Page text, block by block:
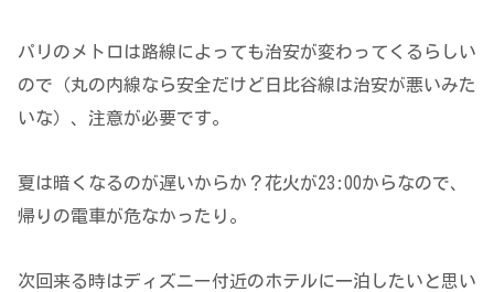
パリのメトロは路線によっても治安が変わってくるらしい
ので（丸の内線なら安全だけど日比谷線は治安が悪いみた
いな）、注意が必要です。
夏は暗くなるのが遅いからか？花火が23:00からなので、
帰りの電車が危なかったり。
次回来る時はディズニー付近のホテルに一泊したいと思い